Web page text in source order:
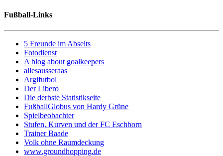
Fußball-Links
5 Freunde im Abseits
Fotodienst
A blog about goalkeepers
allesausseraas
Argifutbol
Der Libero
Die derbste Statistikseite
FußballGlobus von Hardy Grüne
Spielbeobachter
Stufen, Kurven und der FC Eschborn
Trainer Baade
Volk ohne Raumdeckung
www.groundhopping.de